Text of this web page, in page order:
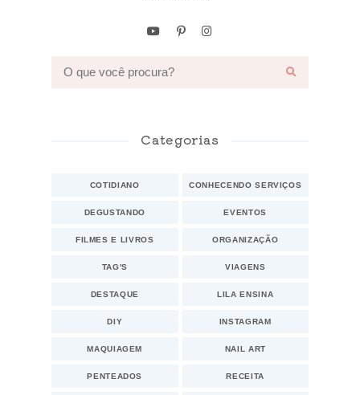
Categorias
COTIDIANO CONHECENDO SERVIÇOS
DEGUSTANDO EVENTOS
FILMES E LIVROS ORGANIZAÇÃO
TAG'S VIAGENS
DESTAQUE LILA ENSINA
DIY INSTAGRAM
MAQUIAGEM NAIL ART
PENTEADOS RECEITA